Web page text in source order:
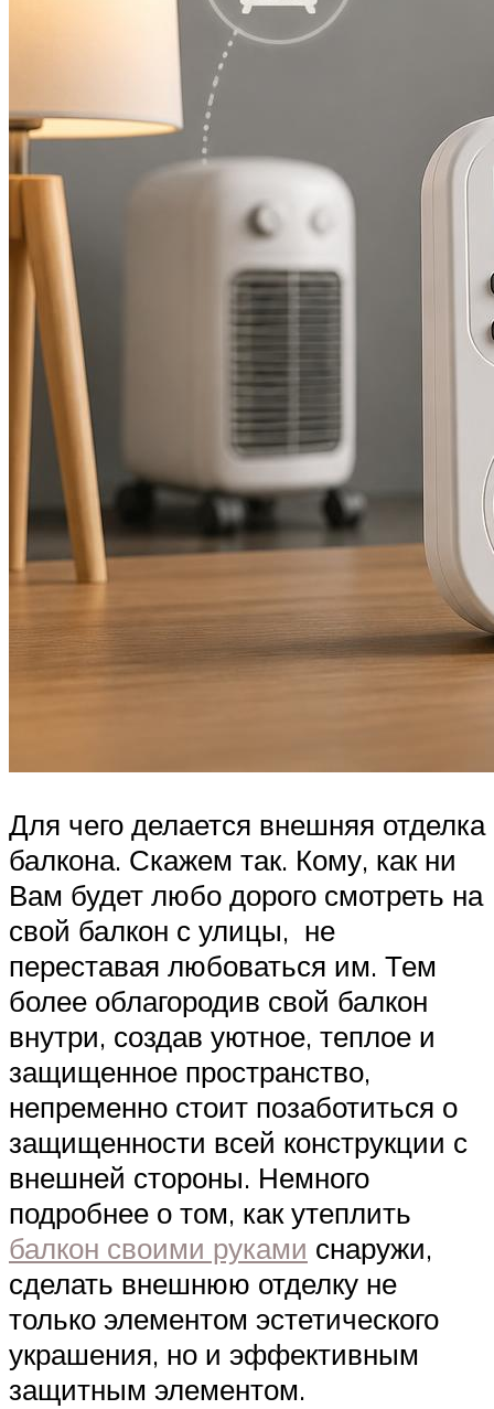
Для чего делается внешняя отделка
балкона. Скажем так. Кому, как ни
Вам будет любо дорого смотреть на
свой балкон с улицы, не
переставая любоваться им. Тем
более облагородив свой балкон
внутри, создав уютное, теплое и
защищенное пространство,
непременно стоит позаботиться о
защищенности всей конструкции с
внешней стороны. Немного
подробнее о том, как утеплить
балкон своими руками снаружи,
сделать внешнюю отделку не
только элементом эстетического
украшения, но и эффективным
защитным элементом.